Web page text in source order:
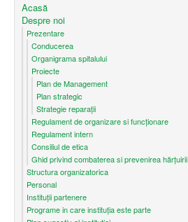
Acasă
Despre noi
Prezentare
Conducerea
Organigrama spitalului
Proiecte
Plan de Management
Plan strategic
Strategie reparații
Regulament de organizare si funcționare
Regulament intern
Consiliul de etica
Ghid privind combaterea si prevenirea hărțuirii
Structura organizatorica
Personal
Instituții partenere
Programe in care instituția este parte